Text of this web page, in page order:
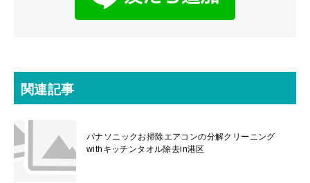
関連記事
パナソニックお掃除エアコンの分解クリーニング
withキッチンタオル除去in港区